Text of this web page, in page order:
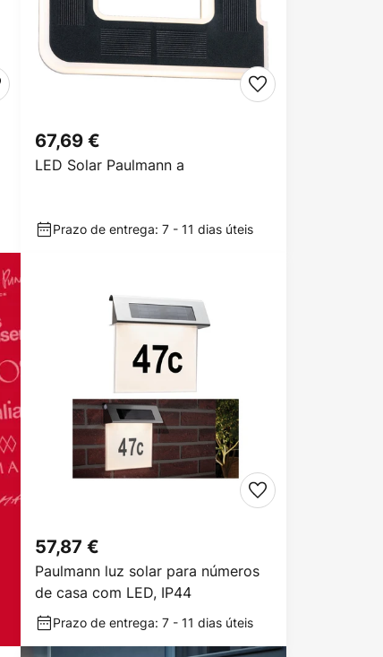
LED Solar Paulmann a
67,69 €
Prazo de entrega: 7 - 11 dias úteis
Paulmann luz solar para números
de casa com LED, IP44
57,87 €
Prazo de entrega: 7 - 11 dias úteis